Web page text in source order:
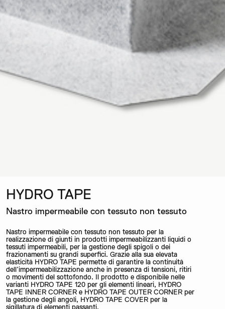
HYDRO TAPE
Nastro impermeabile con tessuto non tessuto
Nastro impermeabile con tessuto non tessuto per la
realizzazione di giunti in prodotti impermeabilizzanti liquidi o
tessuti impermeabili, per la gestione degli spigoli o dei
frazionamenti su grandi superfici. Grazie alla sua elevata
elasticità HYDRO TAPE permette di garantire la continuità
dell’impermeabilizzazione anche in presenza di tensioni, ritiri
o movimenti del sottofondo. Il prodotto e disponibile nelle
varianti HYDRO TAPE 120 per gli elementi lineari, HYDRO
TAPE INNER CORNER e HYDRO TAPE OUTER CORNER per
la gestione degli angoli, HYDRO TAPE COVER per la
sigillatura di elementi passanti.